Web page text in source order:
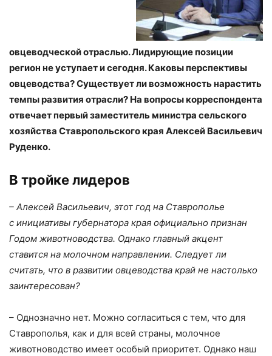
овцеводческой отраслью. Лидирующие позиции
регион не уступает и сегодня. Каковы перспективы
овцеводства? Существует ли возможность нарастить
темпы развития отрасли? На вопросы корреспондента
отвечает первый заместитель министра сельского
хозяйства Ставропольского края Алексей Васильевич
Руденко.
В тройке лидеров
– Алексей Васильевич, этот год на Ставрополье
с инициативы губернатора края официально признан
Годом животноводства. Однако главный акцент
ставится на молочном направлении. Следует ли
считать, что в развитии овцеводства край не настолько
заинтересован?
– Однозначно нет. Можно согласиться с тем, что для
Ставрополья, как и для всей страны, молочное
животноводство имеет особый приоритет. Однако наш